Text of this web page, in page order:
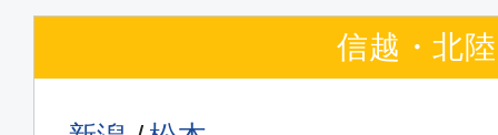
信越・北陸